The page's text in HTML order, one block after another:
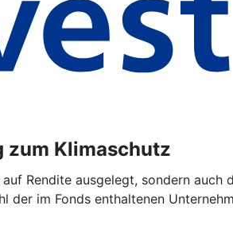
zum Klimaschutz
Rendite ausgelegt, sondern auch
im Fonds enthaltenen